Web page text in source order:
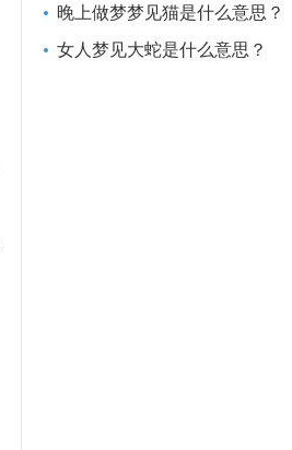
晚上做梦梦见猫是什么意思？
女人梦见大蛇是什么意思？